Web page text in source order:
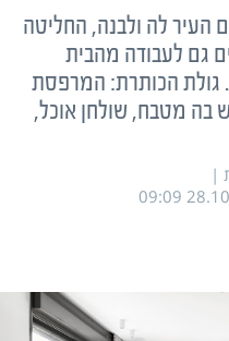
לה ולבנה, החליטה
גם לעבודה מהבית
גולת הכותרת: המרפסת
בה מטבח, שולחן אוכל,
|
שבת